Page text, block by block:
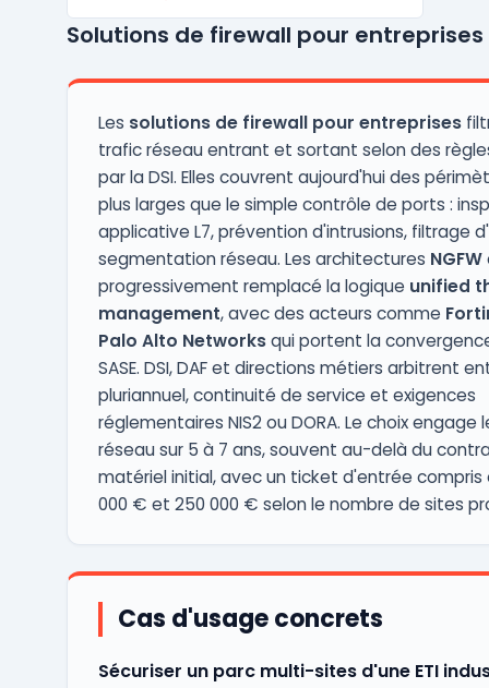
sécurité dans des environnements multi-
l’expansion ...
Solutions de firewall pour entreprises
Les solutions de firewall pour entreprises
trafic réseau entrant et sortant selon des
par la DSI. Elles couvrent aujourd'hui des
plus larges que le simple contrôle de ports :
applicative L7, prévention d'intrusions, filtrage
segmentation réseau. Les architectures NGFW
progressivement remplacé la logique unified
management, avec des acteurs comme
Palo Alto Networksqui portent la
SASE. DSI, DAF et directions métiers arbitrent
pluriannuel, continuité de service et exigences
réglementaires NIS2 ou DORA. Le choix engage
réseau sur 5 à 7 ans, souvent au-delà du
matériel initial, avec un ticket d'entrée compris
000 € et 250 000 € selon le nombre de sites
Cas d'usage concrets
Sécuriser un parc multi-sites d'une ETI